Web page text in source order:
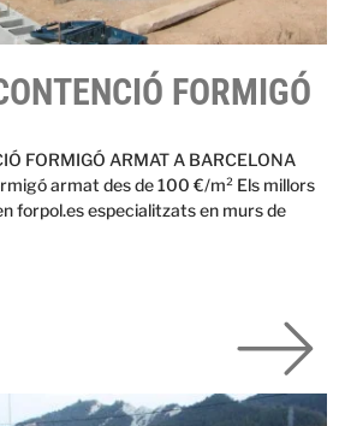
FORMIGÓ
FORMIGÓ ARMAT A BARCELONA
armat des de 100 €/m² Els millors
forpol.es especialitzats en murs de